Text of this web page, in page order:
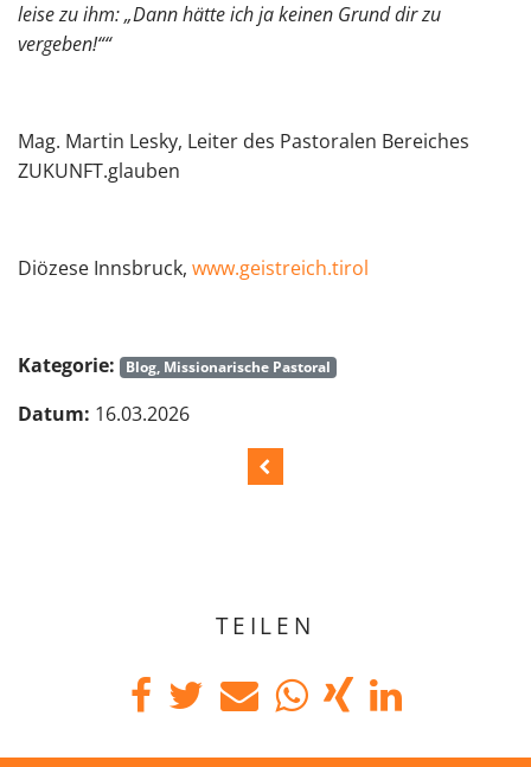
leise zu ihm: „Dann hätte ich ja keinen Grund dir zu
vergeben!““
Mag. Martin Lesky, Leiter des Pastoralen Bereiches
ZUKUNFT.glauben
Diözese Innsbruck, www.geistreich.tirol
Kategorie: Blog, Missionarische Pastoral
Datum: 16.03.2026
TEILEN